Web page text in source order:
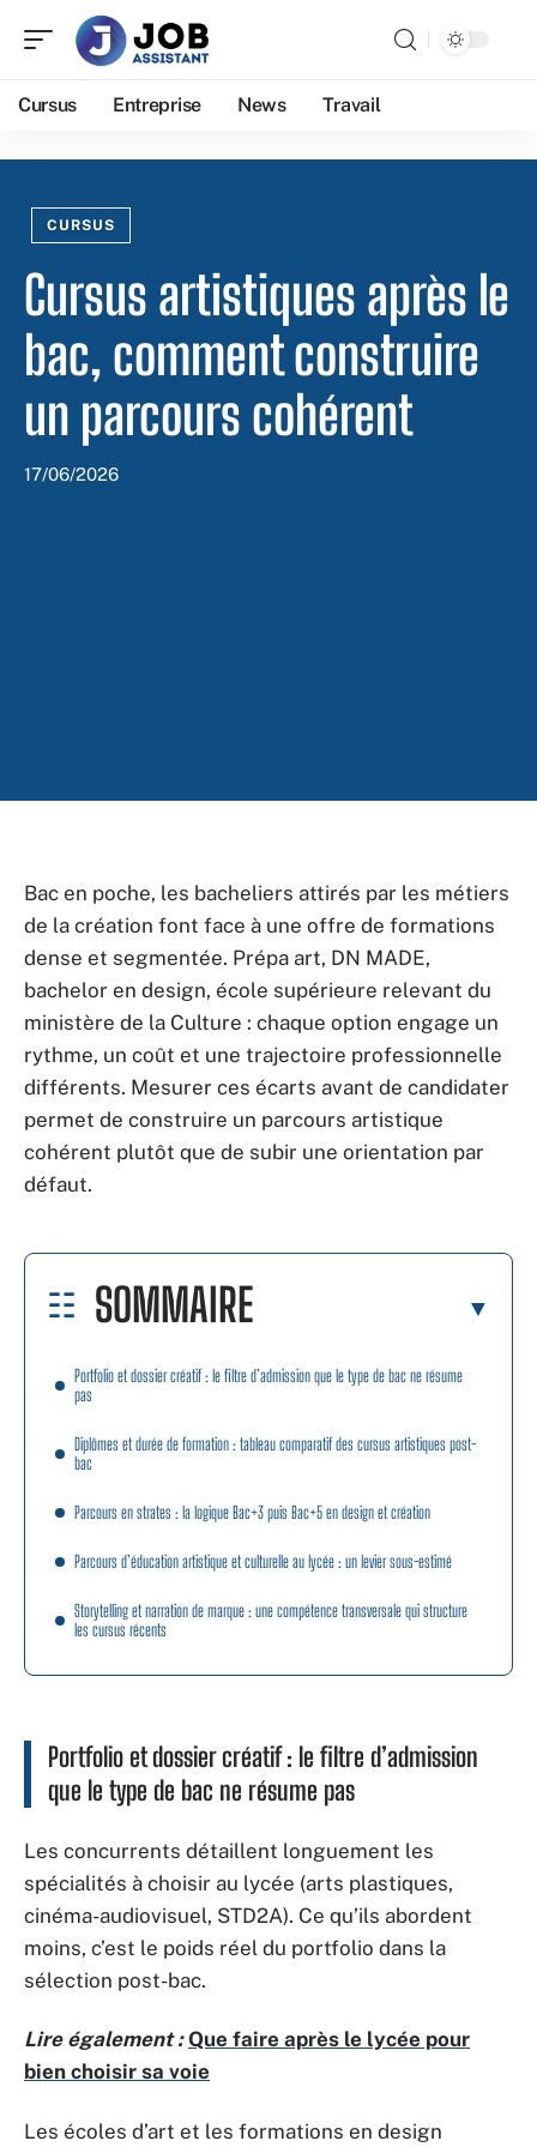
Cursus Entreprise News Travail
CURSUS
Cursus artistiques après le
bac, comment construire
un parcours cohérent
17/06/2026
Bac en poche, les bacheliers attirés par les métiers
de la création font face à une offre de formations
dense et segmentée. Prépa art, DN MADE,
bachelor en design, école supérieure relevant du
ministère de la Culture : chaque option engage un
rythme, un coût et une trajectoire professionnelle
différents. Mesurer ces écarts avant de candidater
permet de construire un parcours artistique
cohérent plutôt que de subir une orientation par
défaut.
SOMMAIRE
Portfolio et dossier créatif : le filtre d’admission que le type de bac ne résume
pas
Diplômes et durée de formation : tableau comparatif des cursus artistiques post-
bac
Parcours en strates : la logique Bac+3 puis Bac+5 en design et création
Parcours d’éducation artistique et culturelle au lycée : un levier sous-estimé
Storytelling et narration de marque : une compétence transversale qui structure
les cursus récents
Portfolio et dossier créatif : le filtre d’admission
que le type de bac ne résume pas
Les concurrents détaillent longuement les
spécialités à choisir au lycée (arts plastiques,
cinéma-audiovisuel, STD2A). Ce qu’ils abordent
moins, c’est le poids réel du portfolio dans la
sélection post-bac.
Lire également : Que faire après le lycée pour
bien choisir sa voie
Les écoles d’art et les formations en design